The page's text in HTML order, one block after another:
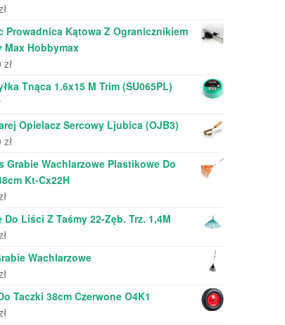
Prowadnica Kątowa Z Ogranicznikiem
Max Hobbymax
zł
Tnąca 1.6x15 M Trim (SU065PL)
Opielacz Sercowy Ljubica (OJB3)
zł
Grabie Wachlarzowe Plastikowe Do
Kt-Cx22H
Do Liści Z Taśmy 22-Zęb. Trz. 1,4M
Wachlarzowe
Taczki 38cm Czerwone O4K1